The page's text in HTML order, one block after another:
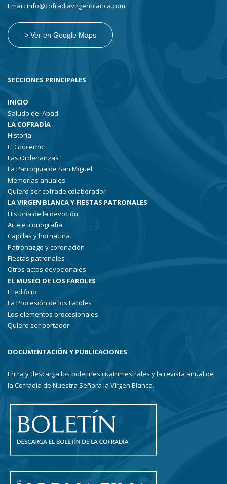
Email: info@cofradiavirgenblanca.com
> Ver en Google Maps
SECCIONES PRINCIPALES
INICIO
Saludo del Abad
LA COFRADÍA
Historia
El Gobierno
Las Ordenanzas
La Parroquia de San Miguel
Memorias anuales
Quiero ser cofrade colaborador
LA VIRGEN BLANCA Y FIESTAS PATRONALES
Historia de la devoción
Arte e iconografía
Capillas y hornacina
Patronazgo y coronación
Fiestas patronales
Otros actos devocionales
EL MUSEO DE LOS FAROLES
El edificio
La Procesión de los Faroles
Los elementos procesionales
Quiero ser portador
DOCUMENTACIÓN Y PUBLICACIONES
Entra y descarga los boletines cuatrimestrales y la revista anual de
la Cofradía de Nuestra Señora la Virgen Blanca.